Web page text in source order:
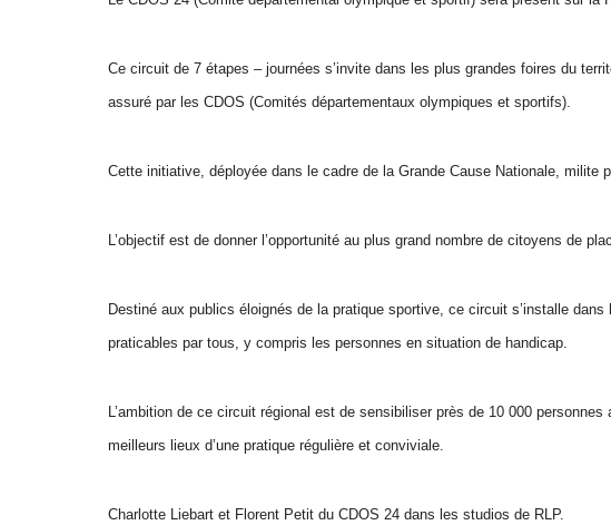
Ce circuit de 7 étapes – journées s’invite dans les plus grandes foires du
assuré par les CDOS (Comités départementaux olympiques et sportifs).
Cette initiative, déployée dans le cadre de la Grande Cause Nationale, milite
L’objectif est de donner l’opportunité au plus grand nombre de citoyens de
Destiné aux publics éloignés de la pratique sportive, ce circuit s’installe
praticables par tous, y compris les personnes en situation de handicap.
L’ambition de ce circuit régional est de sensibiliser près de 10 000
meilleurs lieux d’une pratique régulière et conviviale.
Charlotte Liebart et Florent Petit du CDOS 24 dans les studios de RLP.